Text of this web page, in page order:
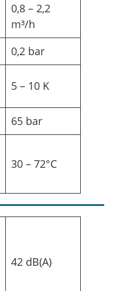
0,8 – 2,2
m³/h
0,2 bar
5 – 10 K
65 bar
30 – 72°C
42 dB(A)